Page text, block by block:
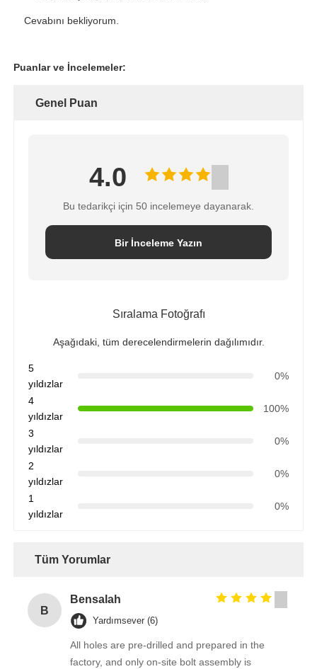
Cevabını bekliyorum.
Puanlar ve İncelemeler:
Genel Puan
4.0
Bu tedarikçi için 50 incelemeye dayanarak.
Bir İnceleme Yazın
Sıralama Fotoğrafı
Aşağıdaki, tüm derecelendirmelerin dağılımıdır.
5
yıldızlar
0%
4
yıldızlar
100%
3
yıldızlar
0%
2
yıldızlar
0%
1
yıldızlar
0%
Tüm Yorumlar
B
Bensalah
Yardımsever (6)
All holes are pre-drilled and prepared in the
factory, and only on-site bolt assembly is